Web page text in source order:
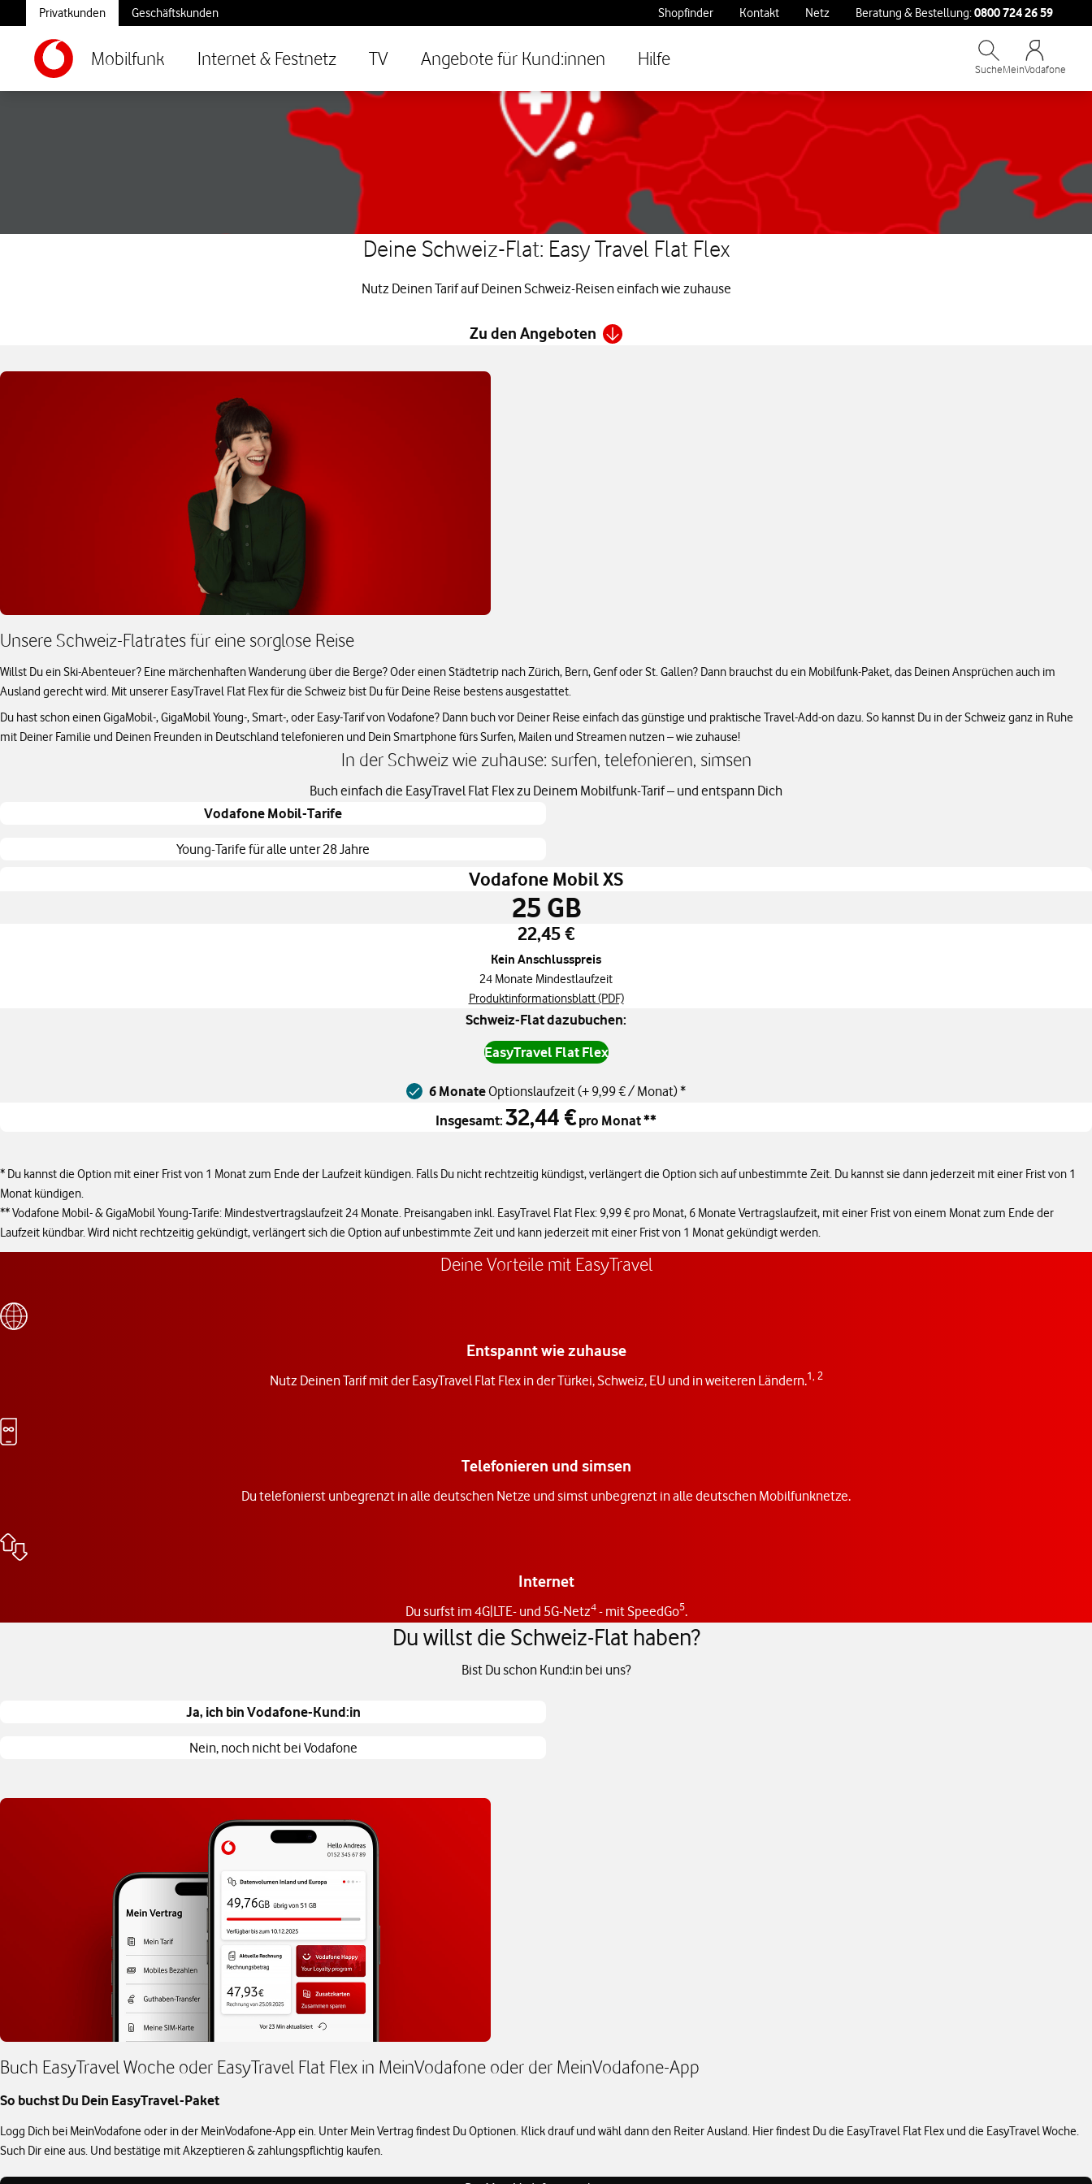
Privatkunden Geschäftskunden Shopfinder Kontakt Netz Beratung & Bestellung:0800 724 26 59
Mobilfunk Internet & Festnetz TV Angebote für Kund:innen Hilfe SucheMeinVodafone
Deine Schweiz-Flat: Easy Travel Flat Flex
Nutz Deinen Tarif auf Deinen Schweiz-Reisen einfach wie zuhause
Zu den Angeboten
Unsere Schweiz-Flatrates für eine sorglose Reise
Willst Du ein Ski-Abenteuer? Eine märchenhaften Wanderung über die Berge? Oder einen Städtetrip nach Zürich, Bern, Genf oder St. Gallen? Dann brauchst du ein Mobilfunk-Paket, das Deinen Ansprüchen auch im
Ausland gerecht wird. Mit unserer EasyTravel Flat Flex für die Schweiz bist Du für Deine Reise bestens ausgestattet.
Du hast schon einen GigaMobil-, GigaMobil Young-, Smart-, oder Easy-Tarif von Vodafone? Dann buch vor Deiner Reise einfach das günstige und praktische Travel-Add-on dazu. So kannst Du in der Schweiz ganz in Ruhe
mit Deiner Familie und Deinen Freunden in Deutschland telefonieren und Dein Smartphone fürs Surfen, Mailen und Streamen nutzen – wie zuhause!
In der Schweiz wie zuhause: surfen, telefonieren, simsen
Buch einfach die EasyTravel Flat Flex zu Deinem Mobilfunk-Tarif – und entspann Dich
Vodafone Mobil-Tarife
Young-Tarife für alle unter 28 Jahre
Vodafone Mobil XS
25 GB
22,45 €
Kein Anschlusspreis
24 Monate Mindestlaufzeit
Produktinformationsblatt (PDF)
Schweiz-Flat dazubuchen:
EasyTravel Flat Flex
6 MonateOptionslaufzeit (+ 9,99 € / Monat) *
Insgesamt: 32,44 €pro Monat **
* Du kannst die Option mit einer Frist von 1 Monat zum Ende der Laufzeit kündigen. Falls Du nicht rechtzeitig kündigst, verlängert die Option sich auf unbestimmte Zeit. Du kannst sie dann jederzeit mit einer Frist von 1
Monat kündigen.
** Vodafone Mobil- & GigaMobil Young-Tarife: Mindestvertragslaufzeit 24 Monate. Preisangaben inkl. EasyTravel Flat Flex: 9,99 € pro Monat, 6 Monate Vertragslaufzeit, mit einer Frist von einem Monat zum Ende der
Laufzeit kündbar. Wird nicht rechtzeitig gekündigt, verlängert sich die Option auf unbestimmte Zeit und kann jederzeit mit einer Frist von 1 Monat gekündigt werden.
Deine Vorteile mit EasyTravel
Entspannt wie zuhause
Nutz Deinen Tarif mit der EasyTravel Flat Flex in der Türkei, Schweiz, EU und in weiteren Ländern.1, 2
Telefonieren und simsen
Du telefonierst unbegrenzt in alle deutschen Netze und simst unbegrenzt in alle deutschen Mobilfunknetze.
Internet
Du surfst im 4G|LTE- und 5G-Netz4- mit SpeedGo5.
Du willst die Schweiz-Flat haben?
Bist Du schon Kund:in bei uns?
Ja, ich bin Vodafone-Kund:in
Nein, noch nicht bei Vodafone
Buch EasyTravel Woche oder EasyTravel Flat Flex in MeinVodafone oder der MeinVodafone-App
So buchst Du Dein EasyTravel-Paket
Logg Dich bei MeinVodafone oder in der MeinVodafone-App ein. Unter Mein Vertrag findest Du Optionen. Klick drauf und wähl dann den Reiter Ausland. Hier findest Du die EasyTravel Flat Flex und die EasyTravel Woche.
Such Dir eine aus. Und bestätige mit Akzeptieren & zahlungspflichtig kaufen.